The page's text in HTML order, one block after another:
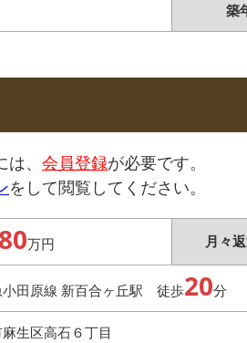
築
、 会員登録が必要です。
をして閲覧してください。
万円 月々
小田原線 新百合ヶ丘駅 徒歩20分
生区高石６丁目